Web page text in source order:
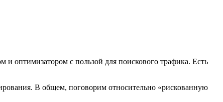
и оптимизатором с пользой для поискового трафика. Есть
В общем, поговорим относительно «рискованную